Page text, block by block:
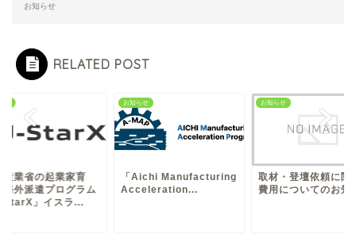
お知らせ
RELATED POST
産業省の起業家育
海外派遣プログラム
StarX」イスラ...
お知らせ
「Aichi Manufacturing
Acceleration...
お知らせ
取材・登壇依頼に関
費用についてのお知